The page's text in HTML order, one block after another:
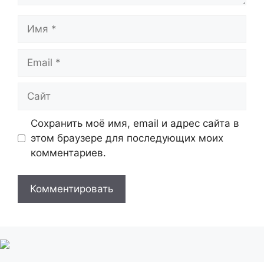
Сохранить моё имя, email и адрес сайта в
этом браузере для последующих моих
комментариев.